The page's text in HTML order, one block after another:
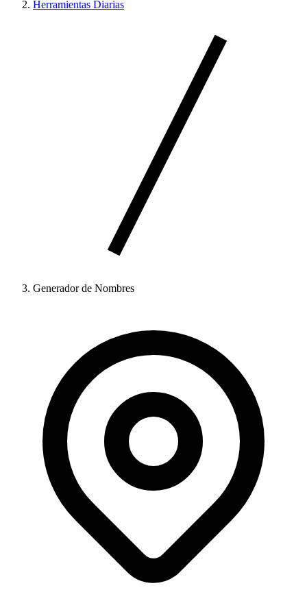
Herramientas Diarias
Generador de Nombres